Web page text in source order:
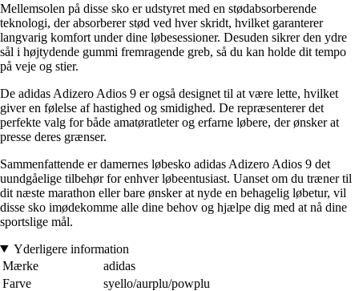
Mellemsolen på disse sko er udstyret med en stødabsorberende
teknologi, der absorberer stød ved hver skridt, hvilket garanterer
langvarig komfort under dine løbesessioner. Desuden sikrer den ydre
sål i højtydende gummi fremragende greb, så du kan holde dit tempo
på veje og stier.
De adidas Adizero Adios 9 er også designet til at være lette, hvilket
giver en følelse af hastighed og smidighed. De repræsenterer det
perfekte valg for både amatøratleter og erfarne løbere, der ønsker at
presse deres grænser.
Sammenfattende er damernes løbesko adidas Adizero Adios 9 det
uundgåelige tilbehør for enhver løbeentusiast. Uanset om du træner til
dit næste marathon eller bare ønsker at nyde en behagelig løbetur, vil
disse sko imødekomme alle dine behov og hjælpe dig med at nå dine
sportslige mål.
Yderligere information
Mærke
adidas
Farve
syello/aurplu/powplu